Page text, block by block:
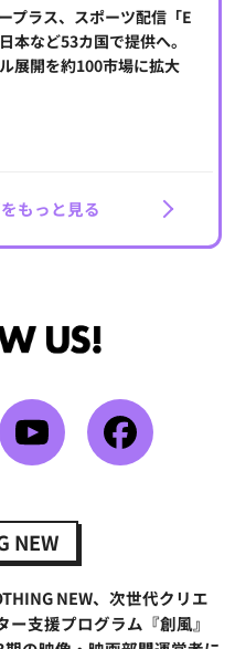
プラス、スポーツ配信「E
本など53カ国で提供へ。
展開を約100市場に拡大
もっと見る
NEW
NEW、次世代クリエ
ー支援プログラム『創風』